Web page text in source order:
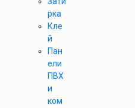
рка
Кле
й
Пан
ели
ПВХ
и
ком